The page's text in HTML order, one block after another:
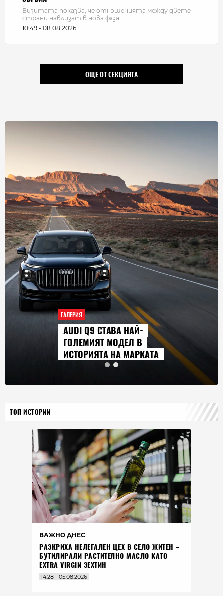
Визитата показва, че отношенията между двете
страни навлизат в нова фаза
10:49 - 08.08.2026
ОЩЕ ОТ СЕКЦИЯТА
ГАЛЕРИЯ
AUDI Q9 СТАВА НАЙ-
ГОЛЕМИЯТ МОДЕЛ В
ИСТОРИЯТА НА МАРКАТА
ТОП ИСТОРИИ
ВАЖНО ДНЕС
РАЗКРИХА НЕЛЕГАЛЕН ЦЕХ В СЕЛО ЖИТЕН –
БУТИЛИРАЛИ РАСТИТЕЛНО МАСЛО КАТО
EXTRA VIRGIN ЗЕХТИН
14:28 - 05.08.2026